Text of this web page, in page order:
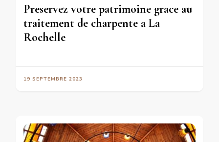
Preservez votre patrimoine grace au
traitement de charpente a La
Rochelle
19 SEPTEMBRE 2023